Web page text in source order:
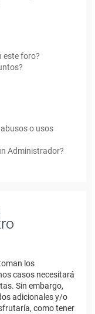
este foro?
o usos
Administrador?
los
casos necesitará
Sin embargo,
adicionales y/o
como tener